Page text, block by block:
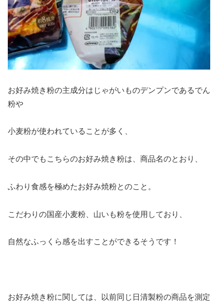
お好み焼き粉の主成分はじゃがいものデンプンであるでん
粉や
小麦粉が使われていることが多く、
その中でもこちらのお好み焼き粉は、商品名のとおり、
ふわり食感を極めたお好み焼粉とのこと。
こだわりの国産小麦粉、山いも粉を使用しており、
自然なふっくら感を出すことができるそうです！
お好み焼き粉に関しては、以前同じ日清製粉の商品を測定